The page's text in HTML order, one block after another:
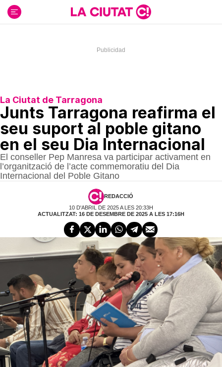
contenido
La Ciutat de Tarragona
Junts Tarragona reafirma el
seu suport al poble gitano
en el seu Dia Internacional
El conseller Pep Manresa va participar activament en
l’organització de l’acte commemoratiu del Dia
Internacional del Poble Gitano
REDACCIÓ
10 D'ABRIL DE 2025 A LES 20:33H
ACTUALITZAT: 16 DE DESEMBRE DE 2025 A LES 17:16H